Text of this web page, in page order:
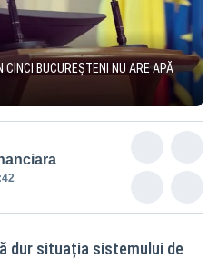
BUCUREȘTENI NU ARE APĂ
dur situația sistemului de